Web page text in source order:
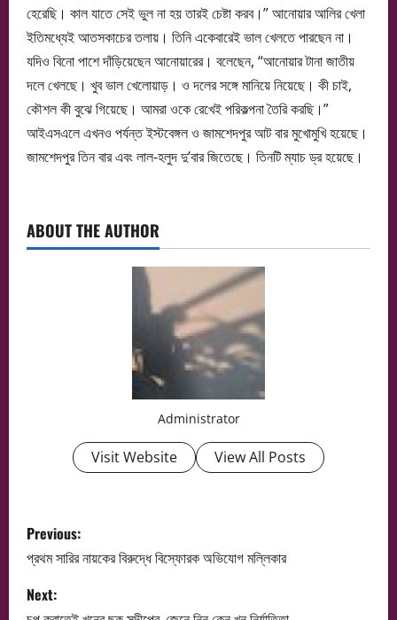
হেরেছি। কাল যাতে সেই ভুল না হয় তারই চেষ্টা করব।” আনোয়ার আলির খেলা
ইতিমধ্যেই আতসকাচের তলায়। তিনি একেবারেই ভাল খেলতে পারছেন না।
যদিও বিনো পাশে দাঁড়িয়েছেন আনোয়ারের। বলেছেন, “আনোয়ার টানা জাতীয়
দলে খেলছে। খুব ভাল খেলোয়াড়। ও দলের সঙ্গে মানিয়ে নিয়েছে। কী চাই,
কৌশল কী বুঝে গিয়েছে। আমরা ওকে রেখেই পরিকল্পনা তৈরি করছি।”
আইএসএলে এখনও পর্যন্ত ইস্টবেঙ্গল ও জামশেদপুর আট বার মুখোমুখি হয়েছে।
জামশেদপুর তিন বার এবং লাল-হলুদ দু’বার জিতেছে। তিনটি ম্যাচ ড্র হয়েছে।
ABOUT THE AUTHOR
Administrator
Visit Website View All Posts
P
o
s
Previous:
প্রথম সারির নায়কের বিরুদ্ধে বিস্ফোরক অভিযোগ মল্লিকার
Next: